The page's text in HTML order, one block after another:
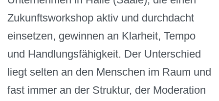
Zukunftsworkshop aktiv und durchdacht
einsetzen, gewinnen an Klarheit, Tempo
und Handlungsfähigkeit. Der Unterschied
liegt selten an den Menschen im Raum und
fast immer an der Struktur, der Moderation